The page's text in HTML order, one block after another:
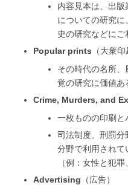
内容見本は、出版
についての研究
史の研究などにご
Popular prints （大衆印
その時代の名所
覚の研究に価値あ
Crime, Murders, and
一枚ものの印刷と
司法制度、刑罰分
分野で利用されて
（例：女性と犯罪
Advertising （広告）